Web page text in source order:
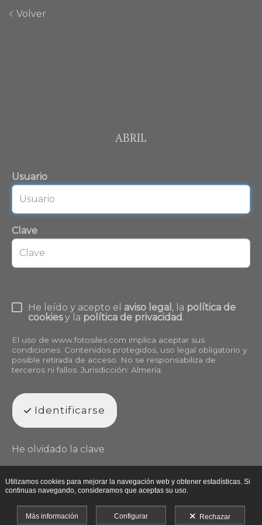
Volver
ABRIL
Usuario
Clave
He leído y acepto el aviso legal , la política de
cookiesy la política de privacidad.
El uso de www.fotosiles.com implica aceptar sus
condiciones. Contenidos protegidos, uso legal obligatorio y
posible retirada de acceso. No se responsabiliza de
terceros ni fallos. Jurisdicción: Almería.
Identificarse
He olvidado la clave
Utilizamos cookies para mejorar la navegación web y obtener estadísticas. Si
continuas navegando, consideramos que aceptas su uso.
Más información Configurar Rechazar